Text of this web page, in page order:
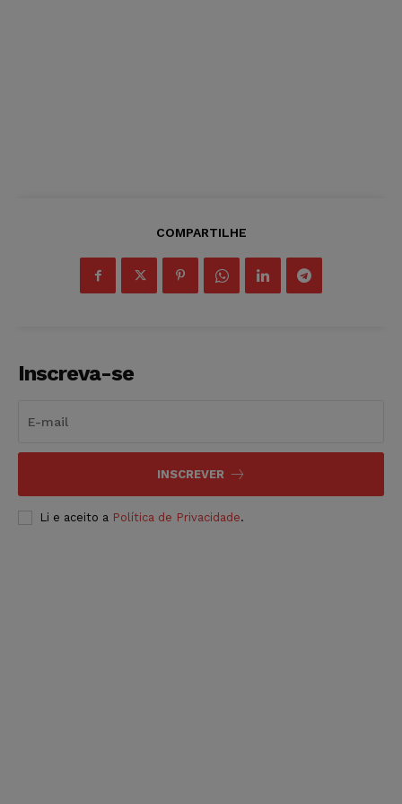
COMPARTILHE
Inscreva-se
INSCREVER
Li e aceito a Política de Privacidade.